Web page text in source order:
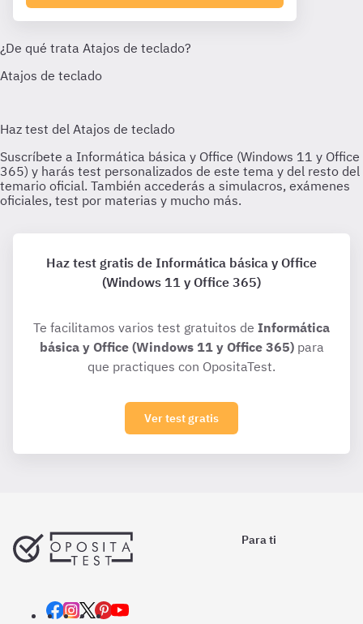
Haz test gratis de Informática básica y Office
(Windows 11 y Office 365)
Te facilitamos varios test gratuitos de Informática
básica y Office (Windows 11 y Office 365)para
que practiques con OpositaTest.
Ver test gratis
Para ti